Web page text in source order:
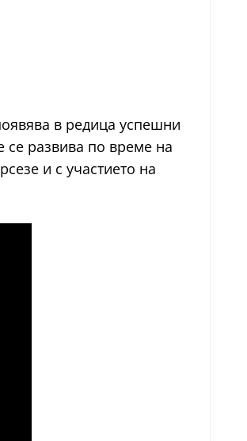
в редица успешни
се развива по време на
и с участието на